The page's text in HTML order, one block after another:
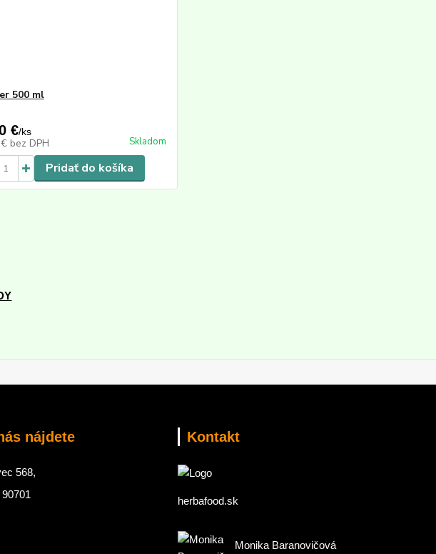
500 ml
€/ks
bez DPH Skladom
Pridať do košíka
nájdete
568,
Kontakt
herbafood.sk
Monika Baranovičová